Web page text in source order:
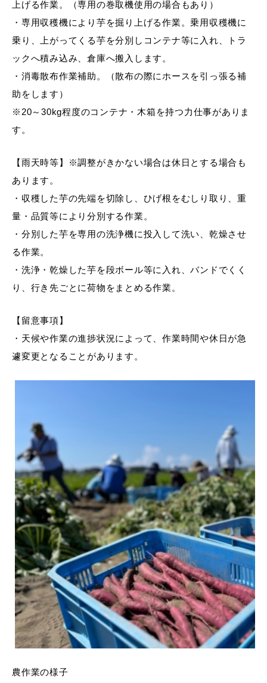
上げる作業。（専用の巻取機使用の場合もあり）
・専用収穫機により芋を掘り上げる作業。乗用収穫機に
乗り、上がってくる芋を分別しコンテナ等に入れ、トラ
ックへ積み込み、倉庫へ搬入します。
・消毒散布作業補助。（散布の際にホースを引っ張る補
助をします）
※20～30kg程度のコンテナ・木箱を持つ力仕事がありま
す。
【雨天時等】※調整がきかない場合は休日とする場合も
あります。
・収穫した芋の先端を切除し、ひげ根をむしり取り、重
量・品質等により分別する作業。
・分別した芋を専用の洗浄機に投入して洗い、乾燥させ
る作業。
・洗浄・乾燥した芋を段ボール等に入れ、バンドでくく
り、行き先ごとに荷物をまとめる作業。
【留意事項】
・天候や作業の進捗状況によって、作業時間や休日が急
遽変更となることがあります。
農作業の様子